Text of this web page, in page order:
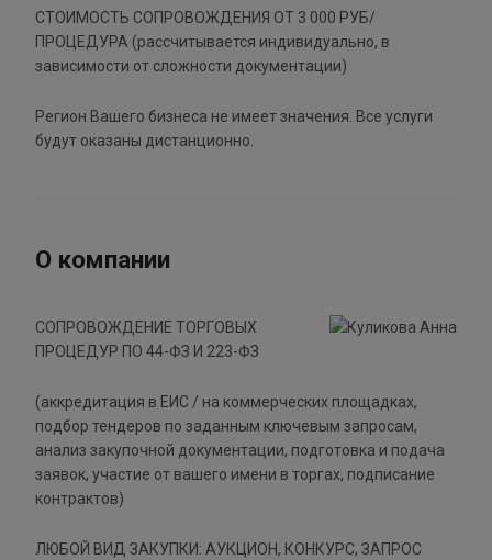
СТОИМОСТЬ СОПРОВОЖДЕНИЯ ОТ 3 000 РУБ/
ПРОЦЕДУРА (рассчитывается индивидуально, в
зависимости от сложности документации)
Регион Вашего бизнеса не имеет значения. Все услуги
будут оказаны дистанционно.
О компании
СОПРОВОЖДЕНИЕ ТОРГОВЫХ
ПРОЦЕДУР ПО 44-ФЗ И 223-ФЗ
(аккредитация в ЕИС / на коммерческих площадках,
подбор тендеров по заданным ключевым запросам,
анализ закупочной документации, подготовка и подача
заявок, участие от вашего имени в торгах, подписание
контрактов)
ЛЮБОЙ ВИД ЗАКУПКИ: АУКЦИОН, КОНКУРС, ЗАПРОС